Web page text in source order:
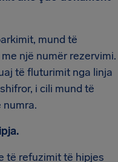
mund të
një numër rezervimi.
të fluturimit nga linja
i cili mund të
numra.
të refuzimit të hipjes